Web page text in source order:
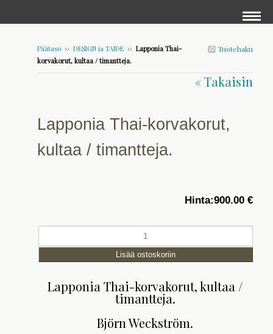
Tuotehaku
Päätaso ›› DESIGN ja TAIDE ›› Lapponia Thai-
korvakorut, kultaa / timantteja.
« Takaisin
Lapponia Thai-korvakorut,
kultaa / timantteja.
Hinta:900.00 €
Lapponia Thai-korvakorut, kultaa /
timantteja.
Björn Weckström.